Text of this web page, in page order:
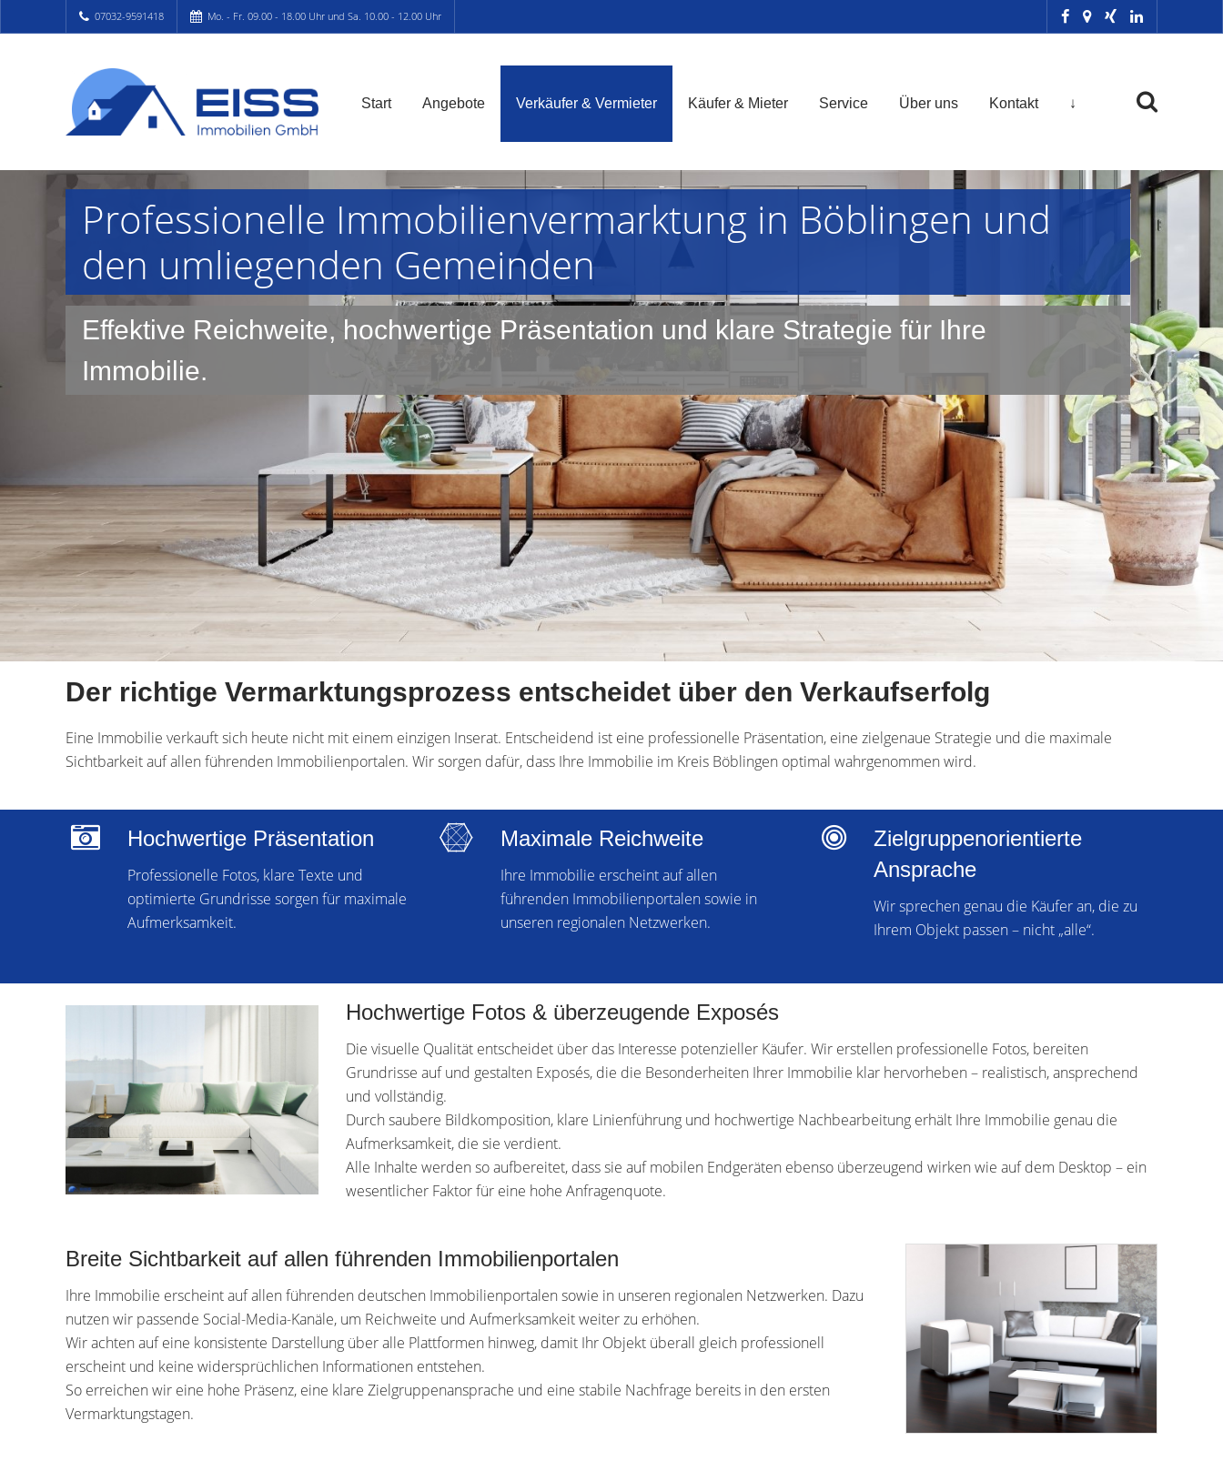
07032-9591418 Mo. - Fr. 09.00 - 18.00 Uhr und Sa. 10.00 - 12.00 Uhr
Start Angebote Verkäufer & Vermieter Käufer & Mieter Service Über uns Kontakt ↓
Professionelle Immobilienvermarktung in Böblingen und
den umliegenden Gemeinden
Effektive Reichweite, hochwertige Präsentation und klare Strategie für Ihre
Immobilie.
Der richtige Vermarktungsprozess entscheidet über den Verkaufserfolg
Eine Immobilie verkauft sich heute nicht mit einem einzigen Inserat. Entscheidend ist eine professionelle Präsentation, eine zielgenaue Strategie und die maximale
Sichtbarkeit auf allen führenden Immobilienportalen. Wir sorgen dafür, dass Ihre Immobilie im Kreis Böblingen optimal wahrgenommen wird.
Hochwertige Präsentation
Professionelle Fotos, klare Texte und
optimierte Grundrisse sorgen für maximale
Aufmerksamkeit.
Maximale Reichweite
Ihre Immobilie erscheint auf allen
führenden Immobilienportalen sowie in
unseren regionalen Netzwerken.
Zielgruppenorientierte
Ansprache
Wir sprechen genau die Käufer an, die zu
Ihrem Objekt passen – nicht „alle“.
Hochwertige Fotos & überzeugende Exposés
Die visuelle Qualität entscheidet über das Interesse potenzieller Käufer. Wir erstellen professionelle Fotos, bereiten
Grundrisse auf und gestalten Exposés, die die Besonderheiten Ihrer Immobilie klar hervorheben – realistisch, ansprechend
und vollständig.
Durch saubere Bildkomposition, klare Linienführung und hochwertige Nachbearbeitung erhält Ihre Immobilie genau die
Aufmerksamkeit, die sie verdient.
Alle Inhalte werden so aufbereitet, dass sie auf mobilen Endgeräten ebenso überzeugend wirken wie auf dem Desktop – ein
wesentlicher Faktor für eine hohe Anfragenquote.
Breite Sichtbarkeit auf allen führenden Immobilienportalen
Ihre Immobilie erscheint auf allen führenden deutschen Immobilienportalen sowie in unseren regionalen Netzwerken. Dazu
nutzen wir passende Social-Media-Kanäle, um Reichweite und Aufmerksamkeit weiter zu erhöhen.
Wir achten auf eine konsistente Darstellung über alle Plattformen hinweg, damit Ihr Objekt überall gleich professionell
erscheint und keine widersprüchlichen Informationen entstehen.
So erreichen wir eine hohe Präsenz, eine klare Zielgruppenansprache und eine stabile Nachfrage bereits in den ersten
Vermarktungstagen.